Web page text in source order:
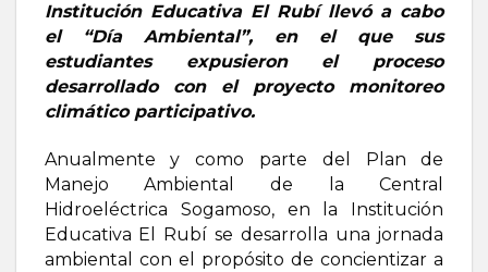
Institución Educativa El Rubí llevó a cabo
el “Día Ambiental”, en el que sus
estudiantes expusieron el proceso
desarrollado con el proyecto monitoreo
climático participativo.
Anualmente y como parte del Plan de
Manejo Ambiental de la Central
Hidroeléctrica Sogamoso, en la Institución
Educativa El Rubí se desarrolla una jornada
ambiental con el propósito de concientizar a